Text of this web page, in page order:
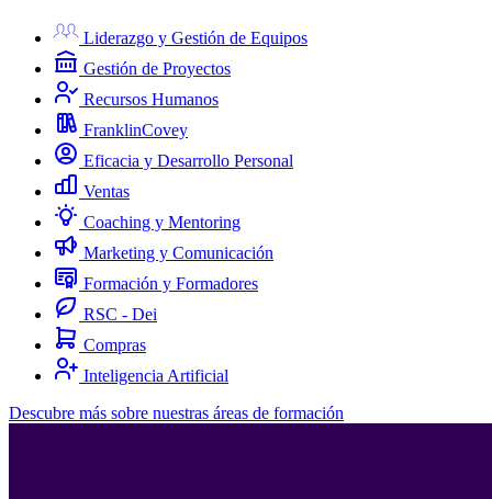
Liderazgo y Gestión de Equipos
Gestión de Proyectos
Recursos Humanos
FranklinCovey
Eficacia y Desarrollo Personal
Ventas
Coaching y Mentoring
Marketing y Comunicación
Formación y Formadores
RSC - Dei
Compras
Inteligencia Artificial
Descubre más sobre nuestras áreas de formación